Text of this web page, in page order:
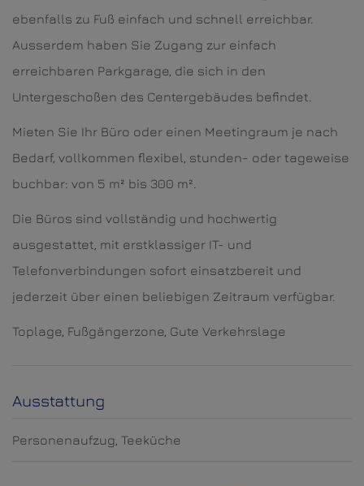
ebenfalls zu Fuß einfach und schnell erreichbar.
Ausserdem haben Sie Zugang zur einfach
erreichbaren Parkgarage, die sich in den
Untergeschoßen des Centergebäudes befindet.
Mieten Sie Ihr Büro oder einen Meetingraum je nach
Bedarf, vollkommen flexibel, stunden- oder tageweise
buchbar: von 5 m² bis 300 m².
Die Büros sind vollständig und hochwertig
ausgestattet, mit erstklassiger IT- und
Telefonverbindungen sofort einsatzbereit und
jederzeit über einen beliebigen Zeitraum verfügbar.
Toplage, Fußgängerzone, Gute Verkehrslage
Ausstattung
Personenaufzug Teeküche